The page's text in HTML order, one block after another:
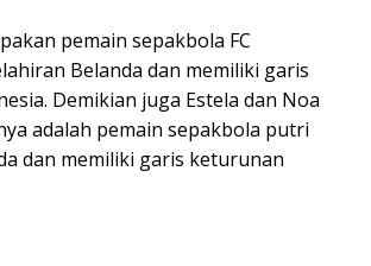
pemain sepakbola FC
Belanda dan memiliki garis
Demikian juga Estela dan Noa
adalah pemain sepakbola putri
dan memiliki garis keturunan